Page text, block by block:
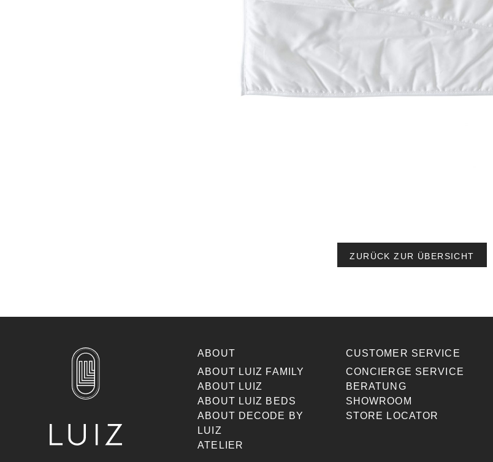
ZURÜCK ZUR ÜBERSICHT
ABOUT
ABOUT LUIZ FAMILY
ABOUT LUIZ
ABOUT LUIZ BEDS
ABOUT DECODE BY
LUIZ
ATELIER
CUSTOMER SERVICE
CONCIERGE SERVICE
BERATUNG
SHOWROOM
STORE LOCATOR